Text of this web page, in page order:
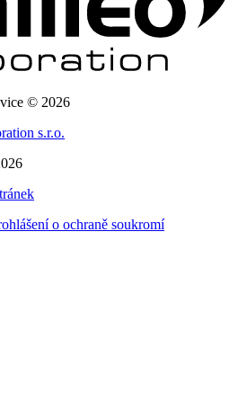
© 2026
s.r.o.
o ochraně soukromí